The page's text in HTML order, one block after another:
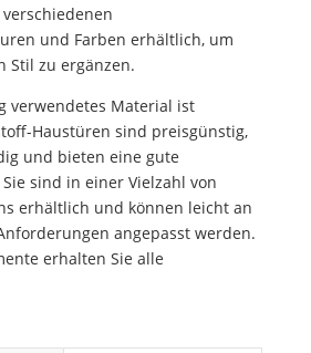
und Farben erhältlich, um
Stil zu ergänzen.
verwendetes Material ist
Haustüren sind preisgünstig,
und bieten eine gute
sind in einer Vielzahl von
erhältlich und können leicht an
angepasst werden.
erhalten Sie alle